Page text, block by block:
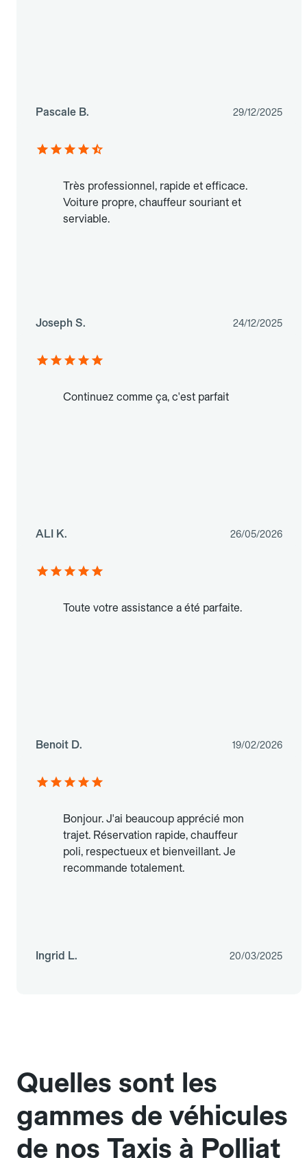
Pascale B. 29/12/2025
Très professionnel, rapide et efficace.
Voiture propre, chauffeur souriant et
serviable.
Joseph S. 24/12/2025
Continuez comme ça, c'est parfait
ALI K. 26/05/2026
Toute votre assistance a été parfaite.
Benoit D. 19/02/2026
Bonjour. J'ai beaucoup apprécié mon
trajet. Réservation rapide, chauffeur
poli, respectueux et bienveillant. Je
recommande totalement.
Ingrid L. 20/03/2025
Quelles sont les
gammes de véhicules
de nos Taxis à Polliat